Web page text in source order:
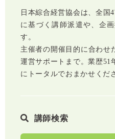
日本綜合経営協会は、全国
に基づく講師派遣や、企
す。
主催者の開催目的に合わせ
運営サポートまで。業歴51
にトータルでおまかせくだ
講師検索